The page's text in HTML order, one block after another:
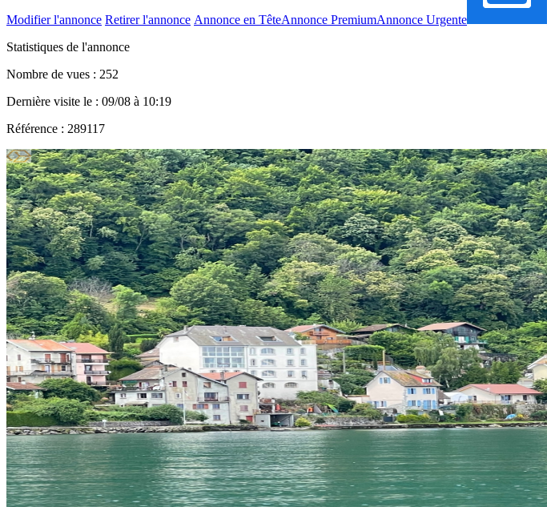
Modifier l'annonce Retirer l'annonce Annonce en TêteAnnonce PremiumAnnonce Urgente
Statistiques de l'annonce
Nombre de vues : 252
Dernière visite le : 09/08 à 10:19
Référence : 289117